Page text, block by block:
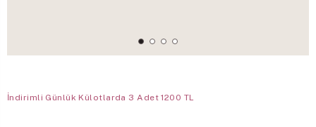
İndirimli Günlük Külotlarda 3 Adet 1200 TL